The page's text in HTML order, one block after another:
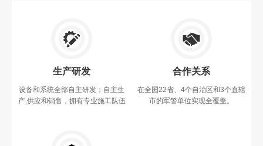
生产研发
设备和系统全部自主研发；自主生
产,供应和销售，拥有专业施工队伍
合作关系
在全国22省、4个自治区和3个直辖
市的军警单位实现全覆盖。